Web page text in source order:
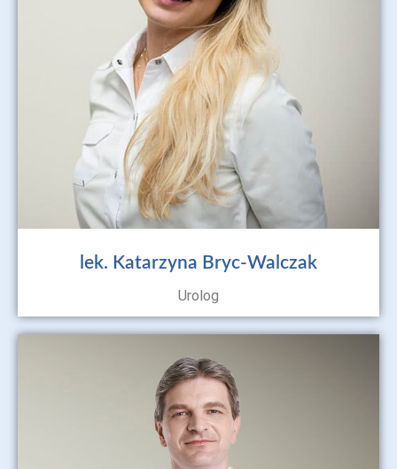
lek. Katarzyna Bryc-Walczak
Urolog